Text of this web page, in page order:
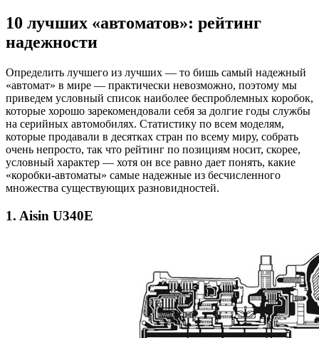
10 лучших «автоматов»: рейтинг
надежности
Определить лучшего из лучших — то бишь самый надежный
«автомат» в мире — практически невозможно, поэтому мы
приведем условный список наиболее беспроблемных коробок,
которые хорошо зарекомендовали себя за долгие годы службы
на серийных автомобилях. Статистику по всем моделям,
которые продавали в десятках стран по всему миру, собрать
очень непросто, так что рейтинг по позициям носит, скорее,
условный характер — хотя он все равно дает понять, какие
«коробки-автоматы» самые надежные из бесчисленного
множества существующих разновидностей.
1. Aisin U340E